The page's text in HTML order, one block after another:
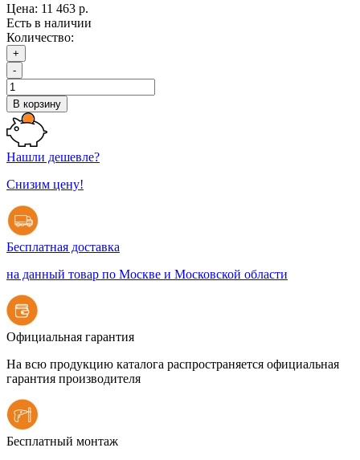
Цена: 11 463 р.
Есть в наличии
Количество:
+
-
В корзину
Нашли дешевле?
Снизим цену!
Бесплатная доставка
на данный товар по Москве и Московской области
Официальная гарантия
На всю продукцию каталога распространяется официальная
гарантия производителя
Бесплатный монтаж